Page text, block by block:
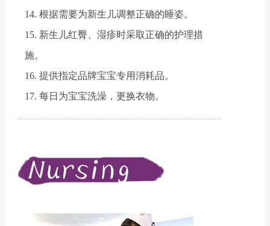
14. 根据需要为新生儿调整正确的睡姿。
15. 新生儿红臀、湿疹时采取正确的护理措
施。
16. 提供指定品牌宝宝专用消耗品。
17. 每日为宝宝洗澡，更换衣物。